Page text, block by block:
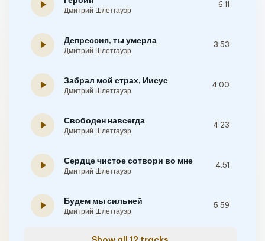
play_arrow Дмитрий Шлетгауэр
6:11
play_arrow Депрессия, ты умерла
Дмитрий Шлетгауэр
3:53
play_arrow Забрал мой страх, Иисус
Дмитрий Шлетгауэр
4:00
play_arrow Свободен навсегда
Дмитрий Шлетгауэр
4:23
play_arrow Сердце чистое сотвори во мне
Дмитрий Шлетгауэр
4:51
play_arrow Будем мы сильней
Дмитрий Шлетгауэр
5:59